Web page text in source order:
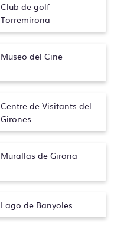
Club de golf
Torremirona
Museo del Cine
Centre de Visitants del
Girones
Murallas de Girona
Lago de Banyoles